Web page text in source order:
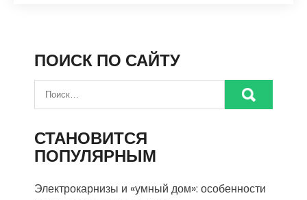
ПОИСК ПО САЙТУ
СТАНОВИТСЯ
ПОПУЛЯРНЫМ
Электрокарнизы и «умный дом»: особенности